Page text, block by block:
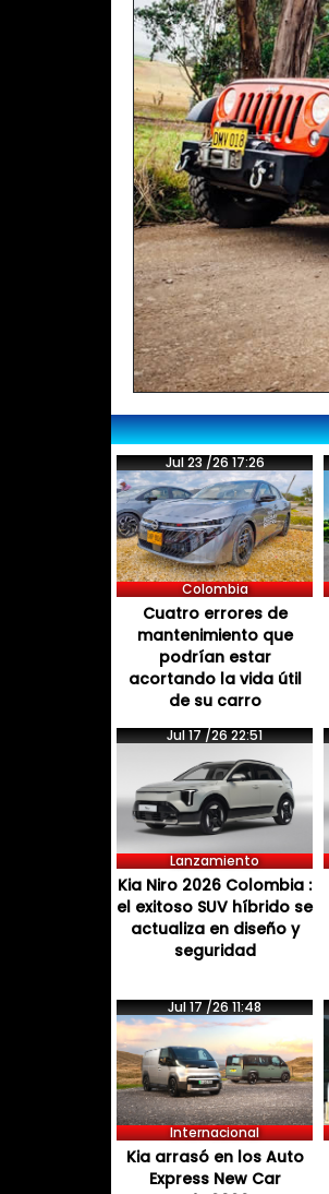
Jul 23 /26 17:26
Colombia
Cuatro errores de
mantenimiento que
podrían estar
acortando la vida útil
de su carro
Jul 17 /26 22:51
Lanzamiento
Kia Niro 2026 Colombia :
el exitoso SUV híbrido se
actualiza en diseño y
seguridad
Jul 17 /26 11:48
Internacional
Kia arrasó en los Auto
Express New Car